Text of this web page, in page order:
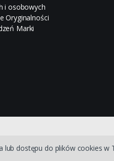
lub dostępu do plików cookies w
i osobowych
Oryginalności
Marki